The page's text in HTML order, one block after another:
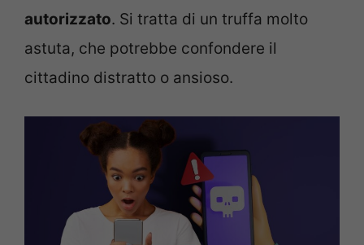
autorizzato. Si tratta di un truffa molto
astuta, che potrebbe confondere il
cittadino distratto o ansioso.